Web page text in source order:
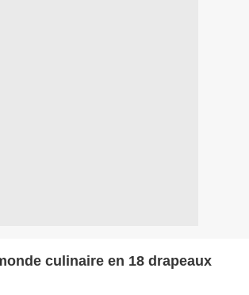
culinaire en 18 drapeaux